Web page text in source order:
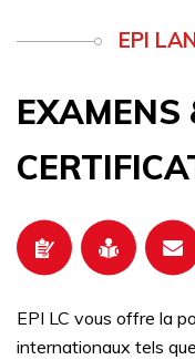
EPI
EXAMENS
EPI LC vous offre la
internationaux tels